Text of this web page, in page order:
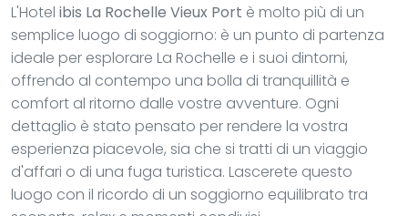
L'Hotel ibis La Rochelle Vieux Port è molto più di un
semplice luogo di soggiorno: è un punto di partenza
ideale per esplorare La Rochelle e i suoi dintorni,
offrendo al contempo una bolla di tranquillità e
comfort al ritorno dalle vostre avventure. Ogni
dettaglio è stato pensato per rendere la vostra
esperienza piacevole, sia che si tratti di un viaggio
d'affari o di una fuga turistica. Lascerete questo
luogo con il ricordo di un soggiorno equilibrato tra